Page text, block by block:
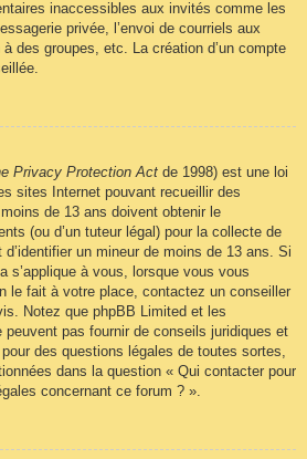
inaccessibles aux invités comme les
privée, l’envoi de courriels aux
des groupes, etc. La création d’un compte
Privacy Protection Act de 1998) est une loi
sites Internet pouvant recueillir des
de 13 ans doivent obtenir le
(ou d’un tuteur légal) pour la collecte de
un mineur de moins de 13 ans. Si
s’applique à vous, lorsque vous vous
le fait à votre place, contactez un conseiller
Notez que phpBB Limited et les
peuvent pas fournir de conseils juridiques et
des questions légales de toutes sortes,
dans la question « Qui contacter pour
concernant ce forum ? ».